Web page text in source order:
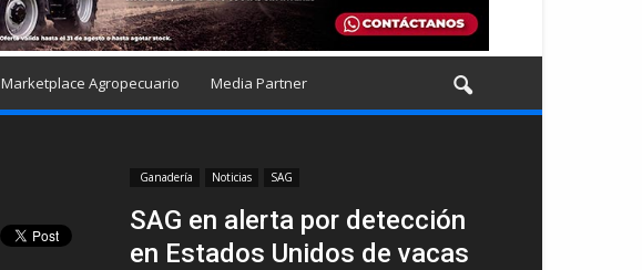
Marketplace Agropecuario Media Partner
Ganadería Noticias SAG
SAG en alerta por detección
en Estados Unidos de vacas